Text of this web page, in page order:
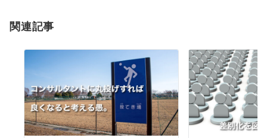
ン
関連記事